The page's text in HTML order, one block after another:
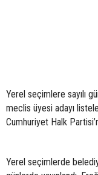
Yerel seçimlere sayılı
meclis üyesi adayı
Cumhuriyet Halk
Yerel seçimlerde